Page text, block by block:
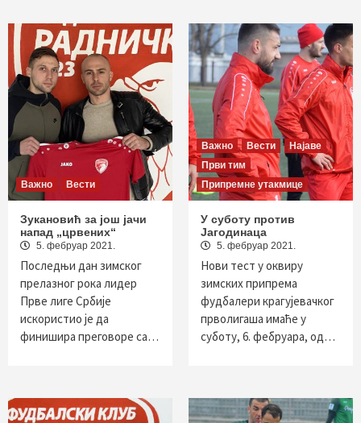
Важно Вести
Зукановић за још јачи
напад „црвених“
5. фебруар 2021.
Последњи дан зимског
прелазног рока лидер
Прве лиге Србије
искористио је да
финишира преговоре са…
Важно Вести
Најаве
Први тим
Припремне утакмице
У суботу против
Јагодинаца
5. фебруар 2021.
Нови тест у оквиру
зимских припрема
фудбалери крагујевачког
прволигаша имаће у
суботу, 6. фебруара, од…